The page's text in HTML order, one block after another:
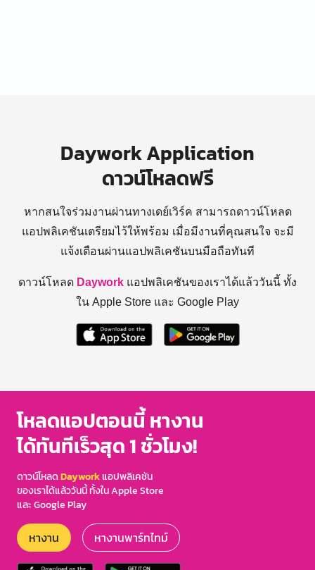
Daywork Application
ดาวน์โหลดฟรี
หากสนใจร่วมงานผ่านทางเดย์เวิร์ค สามารถดาวน์โหลด
แอปพลิเคชันเตรียมไว้ให้พร้อม เมื่อมีงานที่คุณสนใจ จะมี
แจ้งเตือนผ่านแอปพลิเคชันบนมือถือทันที
ดาวน์โหลด Daywork แอปพลิเคชันของเราได้แล้ววันนี้ ทั้ง
ใน Apple Store และ Google Play
โหลดแอปตอนนี้ หางาน
ได้ทันทีเร็วสุด 1 ชั่วโมง!
ดาวน์โหลดDayworkแอปพลิเคชัน
ของเราได้แล้ววันนี้ ทั้งใน Apple Store
และ Google Play
หางาน หางานพาร์ทไทม์